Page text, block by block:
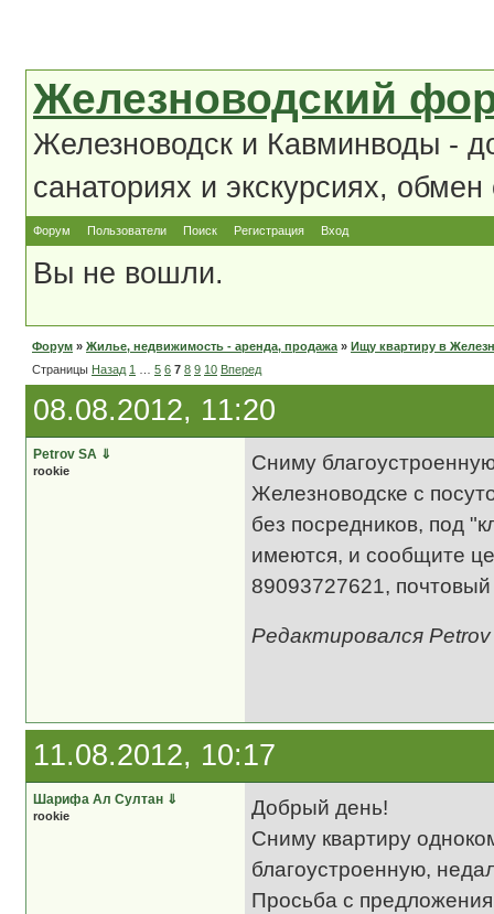
Железноводский
Железноводск и Кавминводы -
санаториях и экскурсиях,
Форум Пользователи Поиск Регистрация Вход
Вы не вошли.
Форум » Жилье, недвижимость - аренда, продажа » Ищу квартиру в
Страницы Назад 1 5 6 7 8 9 10 Вперед
08.08.2012, 11:20
Petrov SA ⇓
rookie
Сниму
Железноводске с
без посредников, под
имеются, и сообщите
89093727621,
Редактировался
11.08.2012, 10:17
Шарифа Ал Султан ⇓
rookie
Добрый день!
Сниму квартиру
благоустроенную,
Просьба с